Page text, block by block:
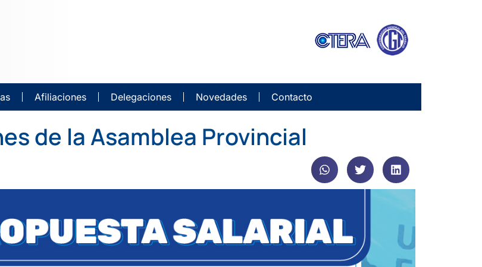
Afiliaciones Delegaciones Novedades Contacto
de la Asamblea Provincial